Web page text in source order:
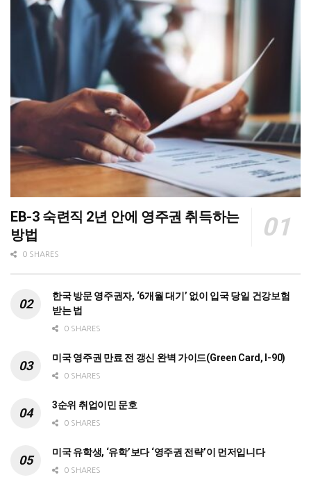
EB-3 숙련직 2년 안에 영주권 취득하는
방법
0 SHARES
한국 방문 영주권자, ‘6개월 대기’ 없이 입국 당일 건강보험
받는 법
0 SHARES
미국 영주권 만료 전 갱신 완벽 가이드(Green Card, I-90)
0 SHARES
3순위 취업이민 문호
0 SHARES
미국 유학생, ‘유학’보다 ‘영주권 전략’이 먼저입니다
0 SHARES